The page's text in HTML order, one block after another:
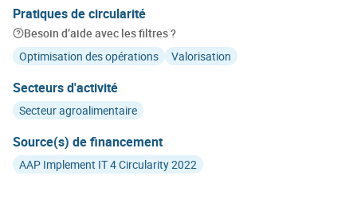
Pratiques de circularité
Besoin d’aide avec les filtres ?
Optimisation des opérations
Valorisation
Secteurs d'activité
Secteur agroalimentaire
Source(s) de financement
AAP Implement IT 4 Circularity 2022